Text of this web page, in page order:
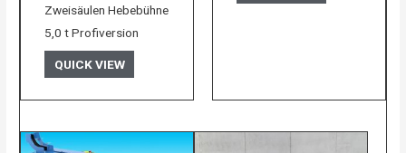
von
Zweisäulen Hebebühne
5,0 t Profiversion
QUICK VIEW